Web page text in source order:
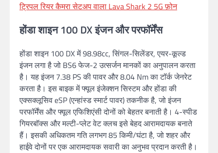
ट्रिपल रियर कैमरा सेटअप वाला Lava Shark 2 5G फ़ोन
होंडा शाइन 100 DXइंजन और परफॉर्मेंस
होंडा शाइन 100 DX में 98.98cc, सिंगल-सिलेंडर, एयर-कूल्ड
इंजन लगा है जो BS6 फेज-2 उत्सर्जन मानकों का अनुपालन करता
है। यह इंजन 7.38 PS की पावर और 8.04 Nm का टॉर्क जेनरेट
करता है। इस बाइक में फ्यूल इंजेक्शन सिस्टम और होंडा की
एक्सक्लूसिव eSP (एन्हांस्ड स्मार्ट पावर) तकनीक है, जो इंजन
परफॉर्मेंस और फ्यूल एफिशिएंसी दोनों को बेहतर बनाती है। 4-स्पीड
गियरबॉक्स और मल्टी-प्लेट वेट क्लच इसे बेहद आरामदायक बनाते
हैं। इसकी अधिकतम गति लगभग 85 किमी/घंटा है, जो शहर और
हाईवे दोनों पर एक आरामदायक सवारी का अनुभव प्रदान करती है।